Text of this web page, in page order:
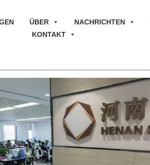
ÜBER NACHRICHTEN
KONTAKT